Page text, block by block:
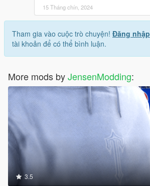
15 Tháng chín, 2024
Tham gia vào cuộc trò chuyện! Đăng nhập
tài khoản để có thể bình luận.
More mods byJensenModding:
3.5